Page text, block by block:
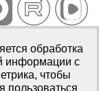
2007–2026
от 14 июля
обработка
информации с
чтобы
пользоваться